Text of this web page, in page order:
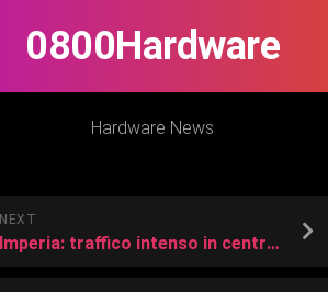
0800Hardware
Hardware News
NEXT
Imperia: traffico intenso in centro, il PD punta il dito contro il sindaco Scajola